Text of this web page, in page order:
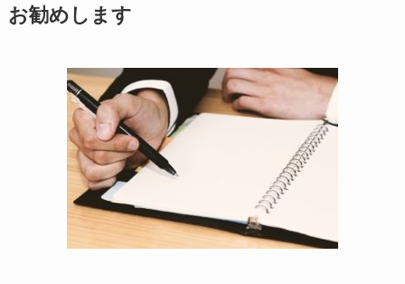
お勧めします